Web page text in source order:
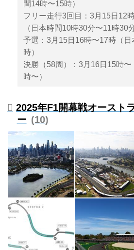
間14時〜15時）
フリー走行3回目：3月15日12
（日本時間10時30分〜11時30分
予選：3月15日16時〜17時（
時）
決勝（58周）：3月16日15時〜
時〜）
2025年F1開幕戦オースト
ー
10